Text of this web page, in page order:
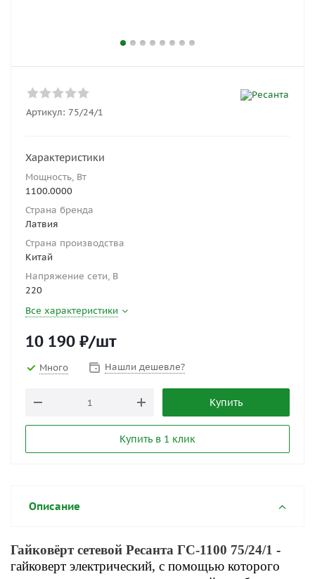
Артикул: 75/24/1
Характеристики
Мощность, Вт
1100.0000
Страна бренда
Латвия
Страна производства
Китай
Напряжение сети, В
220
Все характеристики
10 190 ₽/шт
Много Нашли дешевле?
Купить
Купить в 1 клик
Описание
Гайковёрт сетевой Ресанта ГС-1100 75/24/1 -
гайковерт электрический, с помощью которого